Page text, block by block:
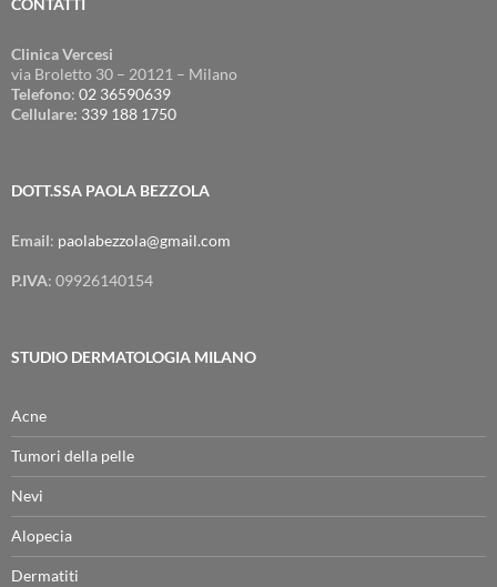
CONTATTI
Clinica Vercesi
via Broletto 30 – 20121 – Milano
Telefono: 02 36590639
Cellulare: 339 188 1750
DOTT.SSA PAOLA BEZZOLA
Email: paolabezzola@gmail.com
P.IVA: 09926140154
STUDIO DERMATOLOGIA MILANO
Acne
Tumori della pelle
Nevi
Alopecia
Dermatiti